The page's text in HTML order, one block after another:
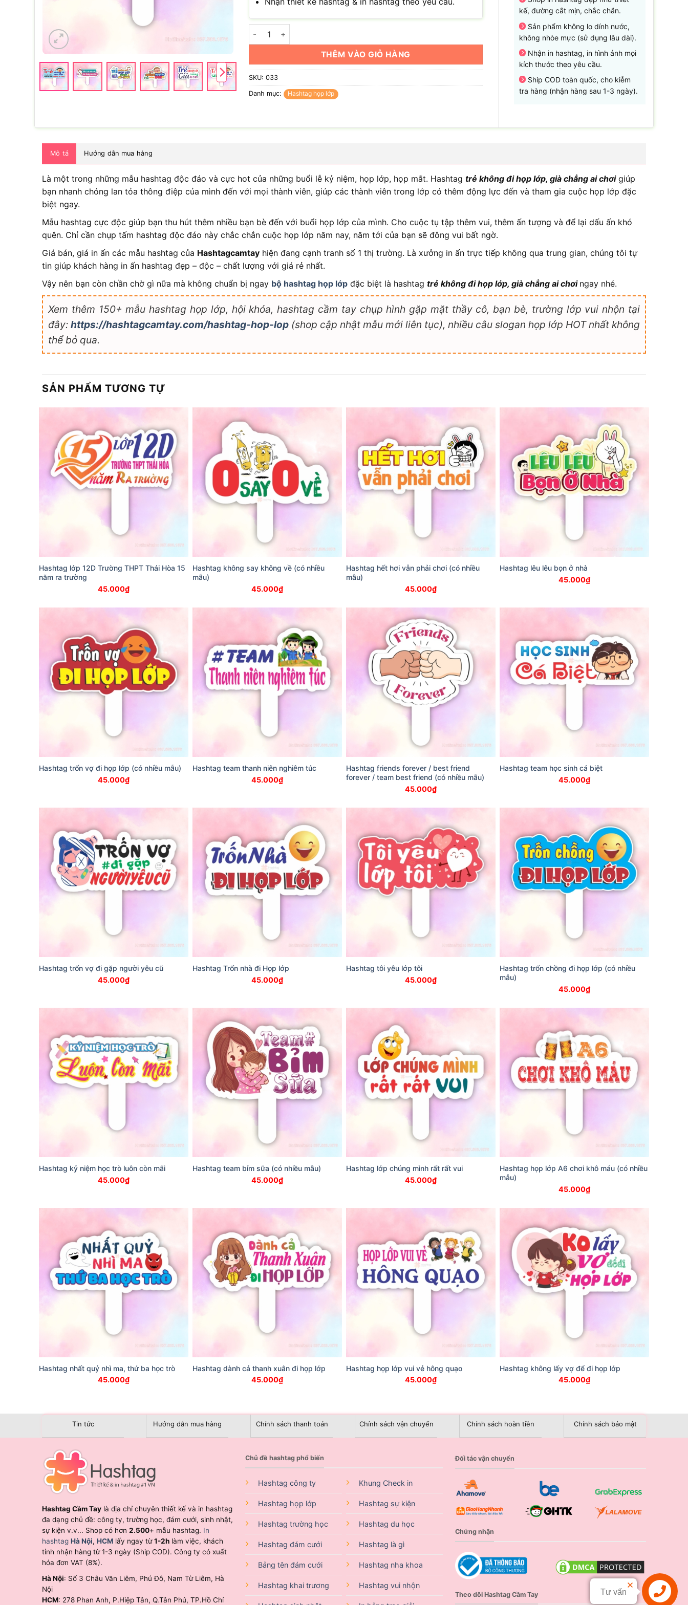
Hashtag trẻ không đi họp lớp, già chẳng ai chơi số lượng
THÊM VÀO GIỎ HÀNG
SKU: 033
Danh mục: Hashtag họp lớp
kế, đường cắt mịn, chắc chắn.
Sản phẩm không lo dính nước,
không nhòe mực (sử dụng lâu dài).
Nhận in hashtag, in hình ảnh mọi
kích thước theo yêu cầu.
Ship COD toàn quốc, cho kiễm
tra hàng (nhận hàng sau 1-3 ngày).
Mô tả Hướng dẫn mua hàng
Là một trong những mẫu hashtag độc đáo và cực hot của những buổi lễ kỷ niệm, họp lớp, họp mắt. Hashtag trẻ không đi họp lớp, già chẳng ai chơigiúp
bạn nhanh chóng lan tỏa thông điệp của mình đến với mọi thành viên, giúp các thành viên trong lớp có thêm động lực đến và tham gia cuộc họp lớp đặc
biệt ngay.
Mẫu hashtag cực độc giúp bạn thu hút thêm nhiều bạn bè đến với buổi họp lớp của mình. Cho cuộc tụ tập thêm vui, thêm ấn tượng và để lại dấu ấn khó
quên. Chỉ cần chụp tấm hashtag độc đáo này chắc chắn cuộc họp lớp năm nay, năm tới của bạn sẽ đông vui bất ngờ.
Giá bán, giá in ấn các mẫu hashtag của Hashtagcamtay hiện đang cạnh tranh số 1 thị trường. Là xưởng in ấn trực tiếp không qua trung gian, chúng tôi tự
tin giúp khách hàng in ấn hashtag đẹp – độc – chất lượng với giá rẻ nhất.
Vậy nên bạn còn chần chờ gì nữa mà không chuẩn bị ngay bộ hashtag họp lớp đặc biệt là hashtag trẻ không đi họp lớp, già chẳng ai chơi ngay nhé.
Xem thêm 150+ mẫu hashtag họp lớp, hội khóa, hashtag cầm tay chụp hình gặp mặt thầy cô, bạn bè, trường lớp vui nhộn tại
đây: https://hashtagcamtay.com/hashtag-hop-lop (shop cập nhật mẫu mới liên tục), nhiều câu slogan họp lớp HOT nhất không
thể bỏ qua.
SẢN PHẨM TƯƠNG TỰ
Hashtag lớp 12D Trường THPT Thái Hòa 15
năm ra trường
45.000₫
Hashtag không say không về (có nhiều
mẫu)
45.000₫
Hashtag hết hơi vẫn phải chơi (có nhiều
mẫu)
45.000₫
Hashtag lêu lêu bọn ở nhà
45.000₫
Hashtag trốn vợ đi họp lớp (có nhiều mẫu)
45.000₫
Hashtag team thanh niên nghiêm túc
45.000₫
Hashtag friends forever / best friend
forever / team best friend (có nhiều mẫu)
45.000₫
Hashtag team học sinh cá biệt
45.000₫
Hashtag trốn vợ đi gặp người yêu cũ
45.000₫
Hashtag Trốn nhà đi Họp lớp
45.000₫
Hashtag tôi yêu lớp tôi
45.000₫
Hashtag trốn chồng đi họp lớp (có nhiều
mẫu)
45.000₫
Hashtag kỷ niệm học trò luôn còn mãi
45.000₫
Hashtag team bỉm sữa (có nhiều mẫu)
45.000₫
Hashtag lớp chúng mình rất rất vui
45.000₫
Hashtag họp lớp A6 chơi khô máu (có nhiều
mẫu)
45.000₫
Hashtag nhất quỷ nhì ma, thứ ba học trò
45.000₫
Hashtag dành cả thanh xuân đi họp lớp
45.000₫
Hashtag họp lớp vui vẻ hông quạo
45.000₫
Hashtag không lấy vợ để đi họp lớp
45.000₫
Tin tức Hướng dẫn mua hàng Chính sách thanh toán Chính sách vận chuyển Chính sách hoàn tiền Chính sách bảo mật
Hashtag Cầm Tay là địa chỉ chuyên thiết kế và in hashtag
đa dạng chủ đề: công ty, trường học, đám cưới, sinh nhật,
sự kiện v.v... Shop có hơn 2.500+ mẫu hashtag. In
hashtag Hà Nội, HCM lấy ngay từ1-2h làm việc, khách
tỉnh nhận hàng từ 1-3 ngày (Ship COD). Công ty có xuất
hóa đơn VAT (8%).
Hà Nội: Số 3 Châu Văn Liêm, Phú Đô, Nam Từ Liêm, Hà
Nội
HCM: 278 Phan Anh, P.Hiệp Tân, Q.Tân Phú, TP.Hồ Chí
Chủ đề hashtag phổ biến
Hashtag công ty
Hashtag họp lớp
Hashtag trường học
Hashtag đám cưới
Bảng tên đám cưới
Hashtag khai trương
Khung Check in
Hashtag sự kiện
Hashtag du học
Hashtag là gì
Hashtag nha khoa
Hashtag vui nhộn
Đối tác vận chuyển
Chứng nhận
Theo dõi Hashtag Cầm Tay
Liên hệ
Tư vấn